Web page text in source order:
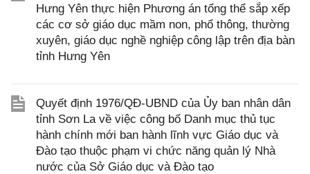
Hưng Yên thực hiện Phương án tổng thể sắp xếp
các cơ sở giáo dục mầm non, phổ thông, thường
xuyên, giáo dục nghề nghiệp công lập trên địa bàn
tỉnh Hưng Yên
Quyết định 1976/QĐ-UBND của Ủy ban nhân dân
tỉnh Sơn La về việc công bố Danh mục thủ tục
hành chính mới ban hành lĩnh vực Giáo dục và
Đào tạo thuộc phạm vi chức năng quản lý Nhà
nước của Sở Giáo dục và Đào tạo